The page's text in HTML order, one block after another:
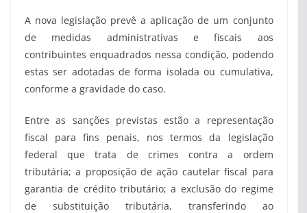
A nova legislação prevê a aplicação de um conjunto
de medidas administrativas e fiscais aos
contribuintes enquadrados nessa condição, podendo
estas ser adotadas de forma isolada ou cumulativa,
conforme a gravidade do caso.
Entre as sanções previstas estão a representação
fiscal para fins penais, nos termos da legislação
federal que trata de crimes contra a ordem
tributária; a proposição de ação cautelar fiscal para
garantia de crédito tributário; a exclusão do regime
de substituição tributária, transferindo ao